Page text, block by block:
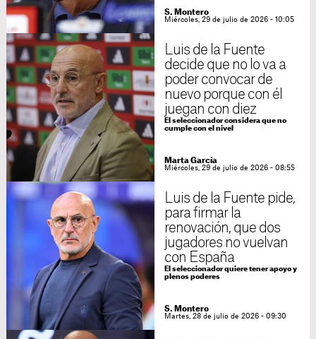
S. Montero
Miércoles, 29 de julio de 2026 - 10:05
Luis de la Fuente
decide que no lo va a
poder convocar de
nuevo porque con él
juegan con diez
El seleccionador considera que no
cumple con el nivel
Marta García
Miércoles, 29 de julio de 2026 - 08:55
Luis de la Fuente pide,
para firmar la
renovación, que dos
jugadores no vuelvan
con España
El seleccionador quiere tener apoyo y
plenos poderes
S. Montero
Martes, 28 de julio de 2026 - 09:30